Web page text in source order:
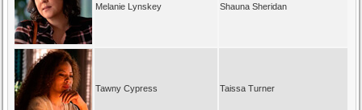
Melanie Lynskey Shauna Sheridan
Tawny Cypress Taissa Turner